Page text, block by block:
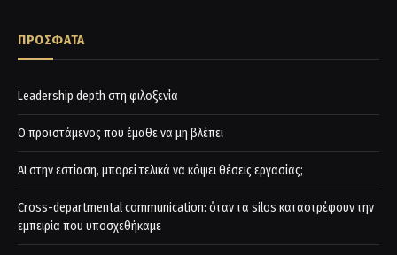
ΠΡΟΣΦΑΤΑ
Leadership depth στη φιλοξενία
Ο προϊστάμενος που έμαθε να μη βλέπει
AI στην εστίαση, μπορεί τελικά να κόψει θέσεις εργασίας;
Cross-departmental communication: όταν τα silos καταστρέφουν την
εμπειρία που υποσχεθήκαμε